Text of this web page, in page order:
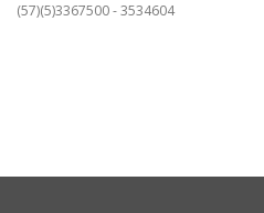
(57)(5)3367500 - 3534604